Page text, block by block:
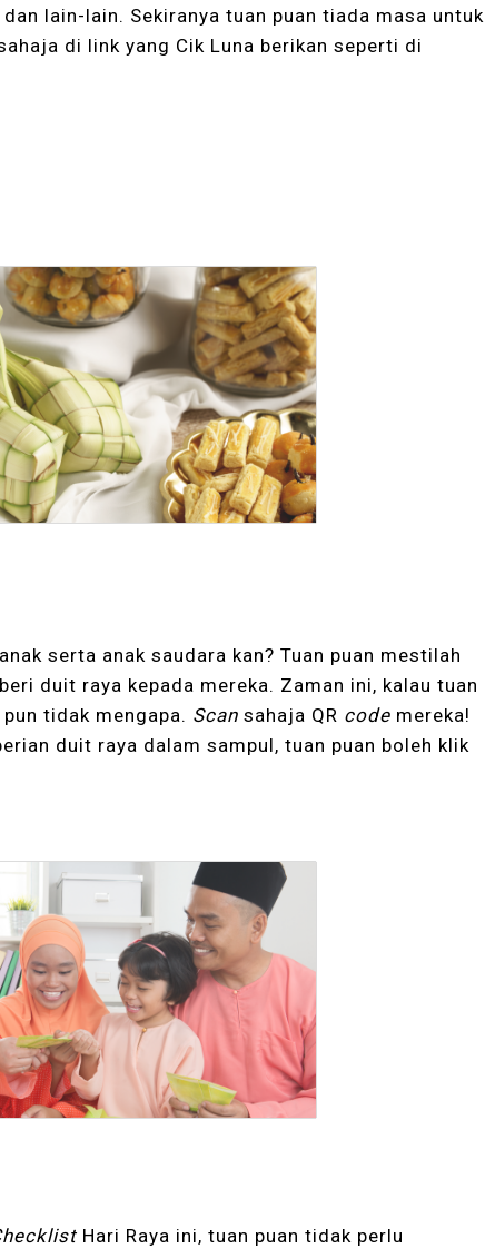
lain-lain. Sekiranya tuan puan tiada masa untuk
di link yang Cik Luna berikan seperti di
serta anak saudara kan? Tuan puan mestilah
duit raya kepada mereka. Zaman ini, kalau tuan
pun tidak mengapa. Scansahaja QR code mereka!
duit raya dalam sampul, tuan puan boleh klik
Hari Raya ini, tuan puan tidak perlu